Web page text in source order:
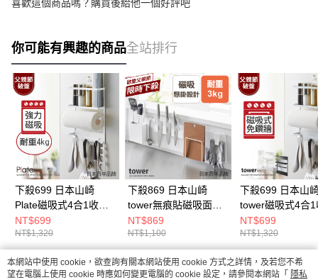
喜歡這個商品嗎？購買後給他一個好評吧
你可能有興趣的商品全站排行
下殺699 日本山崎
Plate磁吸式4合1收納
架/磁吸無痕收納架/冰
箱收納架/冰箱置物架
NT$699
NT$1,320
下殺869 日本山崎
tower無痕貼磁吸面板
S(白)/磁吸面板/掛勾收
納/廚房收納
NT$869
NT$1,100
下殺699 日本山
tower磁吸式4合1
架(白)/磁吸無痕
架/冰箱收納架/冰
物架
NT$699
NT$1,320
熱門標籤
本網站中使用 cookie，欲查詢有關本網站使用 cookie 方式之詳情，及若您不希
望在電腦上使用 cookie 時應如何變更電腦的 cookie 設定，請參閱本網站「 隱私